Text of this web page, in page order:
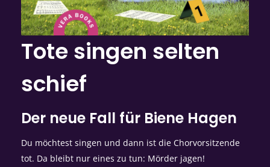
Tote singen selten
schief
Der neue Fall für Biene Hagen
Du möchtest singen und dann ist die Chorvorsitzende
tot. Da bleibt nur eines zu tun: Mörder jagen!